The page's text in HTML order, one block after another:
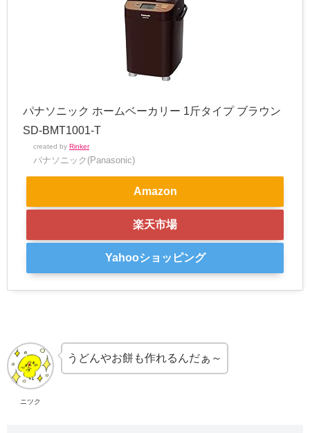
パナソニック ホームベーカリー 1斤タイプ ブラウン
SD-BMT1001-T
created by Rinker
パナソニック(Panasonic)
Amazon
楽天市場
Yahooショッピング
ニツク
うどんやお餅も作れるんだぁ～